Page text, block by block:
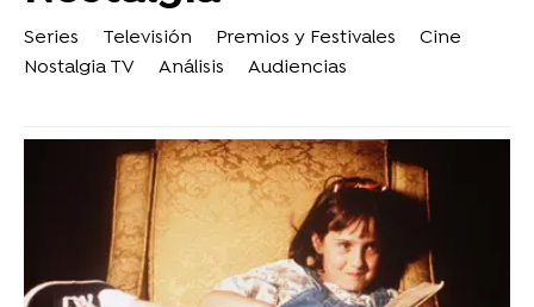
Series Televisión Premios y Festivales
Cine
Nostalgia TV
Análisis Audiencias